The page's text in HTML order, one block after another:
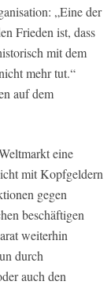
„Eine der
Frieden ist, dass
mit dem
mehr tut.“
auf dem
eine
mit Kopfgeldern
gegen
beschäftigen
weiterhin
durch
auch den